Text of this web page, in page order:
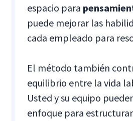
espacio para
puede mejorar las
cada empleado para
El método también
equilibrio entre la vida
Usted y su equipo
enfoque para